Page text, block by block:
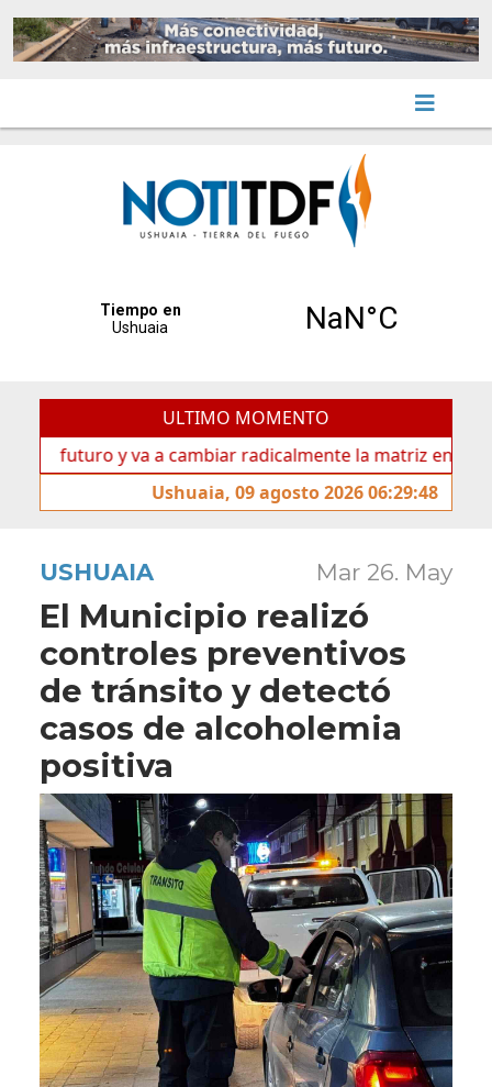
ULTIMO MOMENTO
y va a cambiar radicalmente la matriz energética de
Ushuaia, 09 agosto 2026 06:29:48
USHUAIA Mar 26. May
El Municipio realizó
controles preventivos
de tránsito y detectó
casos de alcoholemia
positiva